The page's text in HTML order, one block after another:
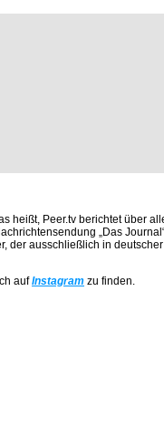
heißt, Peer.tv berichtet über
„Das
der ausschließlich in
aufInstagram zu finden.